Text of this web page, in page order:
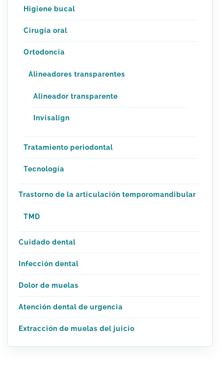
Higiene bucal
Cirugía oral
Ortodoncia
Alineadores transparentes
Alineador transparente
Invisalign
Tratamiento periodontal
Tecnología
Trastorno de la articulación temporomandibular
TMD
Cuidado dental
Infección dental
Dolor de muelas
Atención dental de urgencia
Extracción de muelas del juicio